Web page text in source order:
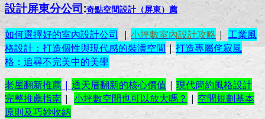
設計屏東分公司:奇點空間設計（屏東） 薦
如何選擇好的室內設計公司 |小坪數室內設計攻略 | 工業風
格設計：打造個性與現代感的裝潢空間|打造專屬侘寂風
格：追尋不完美中的美學
老屋翻新推薦 | 透天厝翻新的核心價值 | 現代簡約風格設計
完整推薦指南| 小坪數空間也可以放大嗎？ | 空間規劃基本
原則及巧妙收納